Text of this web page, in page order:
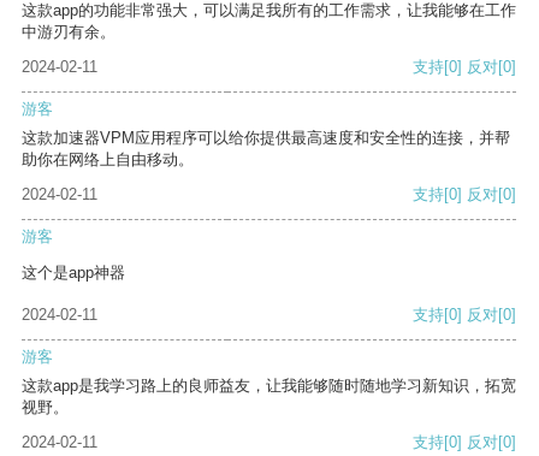
这款app的功能非常强大，可以满足我所有的工作需求，让我能够在工作
中游刃有余。
2024-02-11
支持[0] 反对[0]
游客
这款加速器VPM应用程序可以给你提供最高速度和安全性的连接，并帮
助你在网络上自由移动。
2024-02-11
支持[0] 反对[0]
游客
这个是app神器
2024-02-11 支持[0] 反对[0]
游客
这款app是我学习路上的良师益友，让我能够随时随地学习新知识，拓宽
视野。
2024-02-11
支持[0] 反对[0]